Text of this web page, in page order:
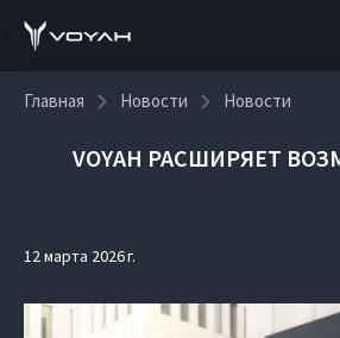
Главная Новости Новости
VOYAH РАСШИРЯЕТ
12 марта 2026 г.